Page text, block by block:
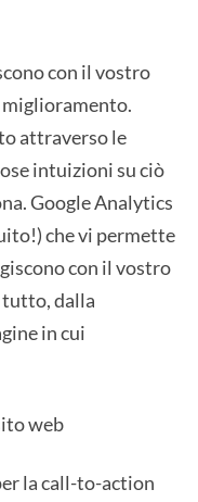
con il vostro
miglioramento.
attraverso le
intuizioni su ciò
Google Analytics
che vi permette
con il vostro
tutto, dalla
in cui
web
la call-to-action